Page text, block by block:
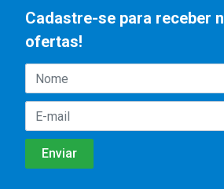
Cadastre-se para receber
ofertas!